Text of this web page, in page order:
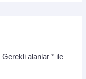
Gerekli alanlar* ile